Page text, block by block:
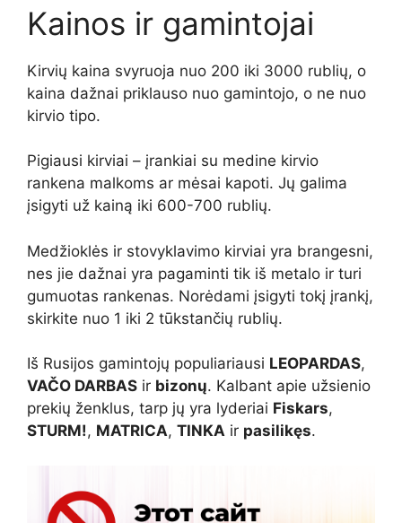
Kainos ir gamintojai
Kirvių kaina svyruoja nuo 200 iki 3000 rublių, o
kaina dažnai priklauso nuo gamintojo, o ne nuo
kirvio tipo.
Pigiausi kirviai – įrankiai su medine kirvio
rankena malkoms ar mėsai kapoti. Jų galima
įsigyti už kainą iki 600-700 rublių.
Medžioklės ir stovyklavimo kirviai yra brangesni,
nes jie dažnai yra pagaminti tik iš metalo ir turi
gumuotas rankenas. Norėdami įsigyti tokį įrankį,
skirkite nuo 1 iki 2 tūkstančių rublių.
Iš Rusijos gamintojų populiariausi LEOPARDAS,
VAČO DARBAS ir bizonų. Kalbant apie užsienio
prekių ženklus, tarp jų yra lyderiai Fiskars,
STURM!, MATRICA, TINKA ir pasilikęs.